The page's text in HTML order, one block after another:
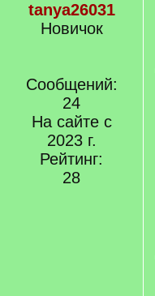
tanya26031
Новичок
Сообщений:
24
На сайте с
2023 г.
Рейтинг:
28